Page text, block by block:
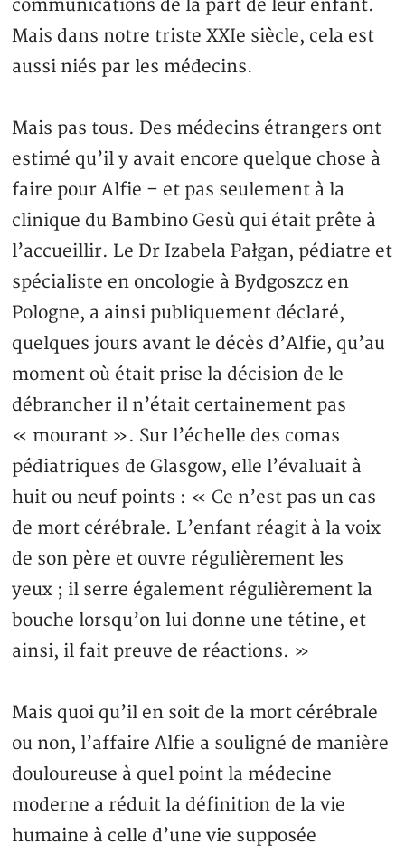
communications de la part de leur enfant.
Mais dans notre triste XXIe siècle, cela est
aussi niés par les médecins.
Mais pas tous. Des médecins étrangers ont
estimé qu’il y avait encore quelque chose à
faire pour Alfie – et pas seulement à la
clinique du Bambino Gesù qui était prête à
l’accueillir. Le Dr Izabela Pałgan, pédiatre et
spécialiste en oncologie à Bydgoszcz en
Pologne, a ainsi publiquement déclaré,
quelques jours avant le décès d’Alfie, qu’au
moment où était prise la décision de le
débrancher il n’était certainement pas
« mourant ». Sur l’échelle des comas
pédiatriques de Glasgow, elle l’évaluait à
huit ou neuf points : « Ce n’est pas un cas
de mort cérébrale. L’enfant réagit à la voix
de son père et ouvre régulièrement les
yeux ; il serre également régulièrement la
bouche lorsqu’on lui donne une tétine, et
ainsi, il fait preuve de réactions. »
Mais quoi qu’il en soit de la mort cérébrale
ou non, l’affaire Alfie a souligné de manière
douloureuse à quel point la médecine
moderne a réduit la définition de la vie
humaine à celle d’une vie supposée